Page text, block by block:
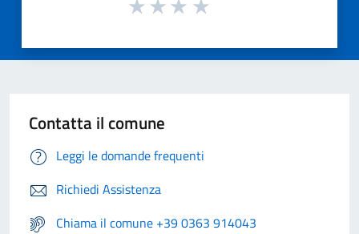
Contatta il comune
Leggi le domande frequenti
Richiedi Assistenza
Chiama il comune +39 0363 914043